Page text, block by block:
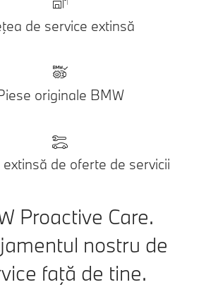
de service extinsă
originale BMW
de oferte de servicii
Proactive Care.
nostru de
faţă de tine.